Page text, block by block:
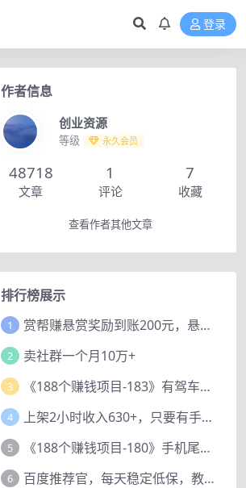
登录
作者信息
创业资源
等级 永久会员
48718
文章
1
评论
7
收藏
查看作者其他文章
排行榜展示
1 赏帮赚悬赏奖励到账200元，悬赏任务多劳多得，人人可做。
2 卖社群一个月10万+
3 《188个赚钱项目-183》有驾车评项目，动动小手，复制粘贴赚44元！
4 上架2小时收入630+，只要有手就能做的AI搞钱项目，奶奶看完都能学会!
5 《188个赚钱项目-180》手机尾号测试评分项目，短视频直播日赚200+
6 百度推荐官，每天稳定低保，教程赠上